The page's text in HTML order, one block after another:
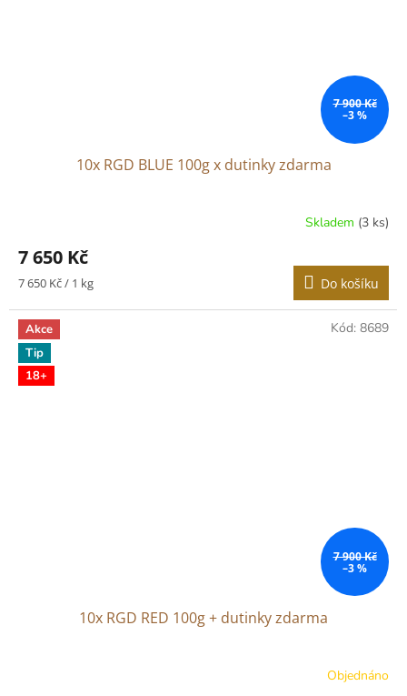
7 900 Kč
–3 %
10x RGD BLUE 100g x dutinky zdarma
Skladem (3 ks)
7 650 Kč
Měrná
7 650 Kč / 1 kg Do košíku
Akce
Tip
18+
7 900 Kč
–3 %
10x RGD RED 100g + dutinky zdarma
Objednáno
Kód: 8689